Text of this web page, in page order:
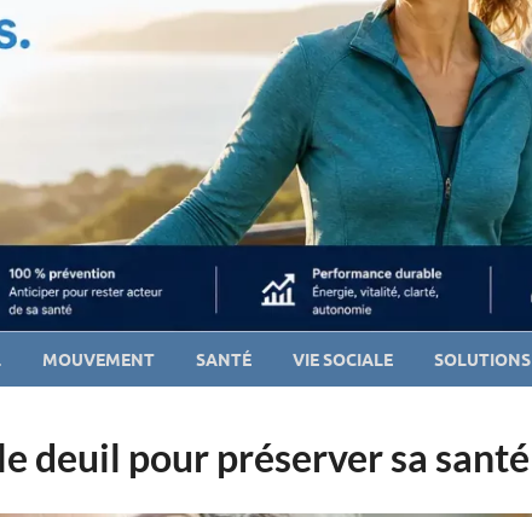
MOUVEMENT SANTÉ VIE SOCIALE SOLUTIONS
deuil pour préserver sa santé